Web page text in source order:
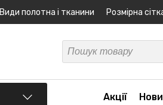
Види полотна і тканини Розмірна
Акції